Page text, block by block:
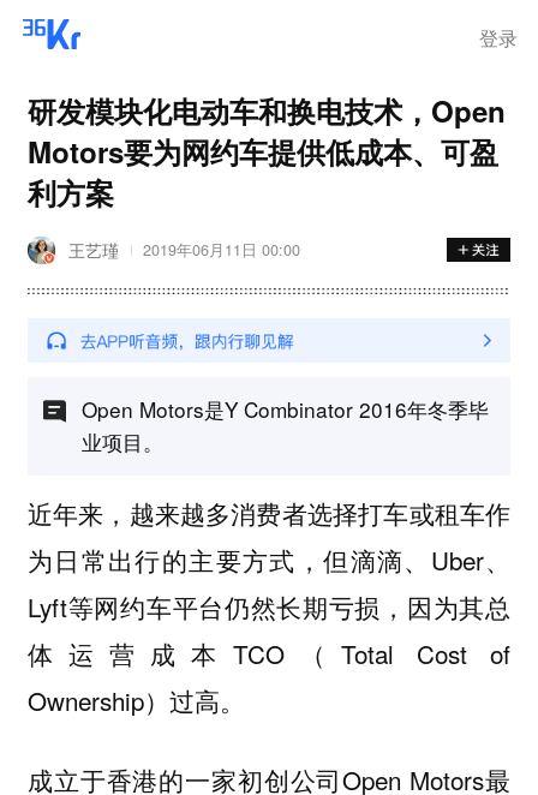
登录
研发模块化电动车和换电技术，Open
Motors要为网约车提供低成本、可盈
利方案
王艺瑾 2019年06月11日 00:00
Open Motors是Y Combinator 2016年冬季毕
业项目。
近年来，越来越多消费者选择打车或租车作
为日常出行的主要方式，但滴滴、Uber、
Lyft等网约车平台仍然长期亏损，因为其总
体运营成本TCO（Total Cost of
Ownership）过高。
成立于香港的一家初创公司Open Motors最